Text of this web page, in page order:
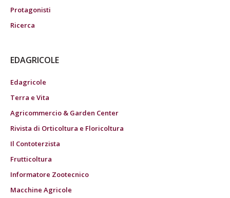
Protagonisti
Ricerca
EDAGRICOLE
Edagricole
Terra e Vita
Agricommercio & Garden Center
Rivista di Orticoltura e Floricoltura
Il Contoterzista
Frutticoltura
Informatore Zootecnico
Macchine Agricole